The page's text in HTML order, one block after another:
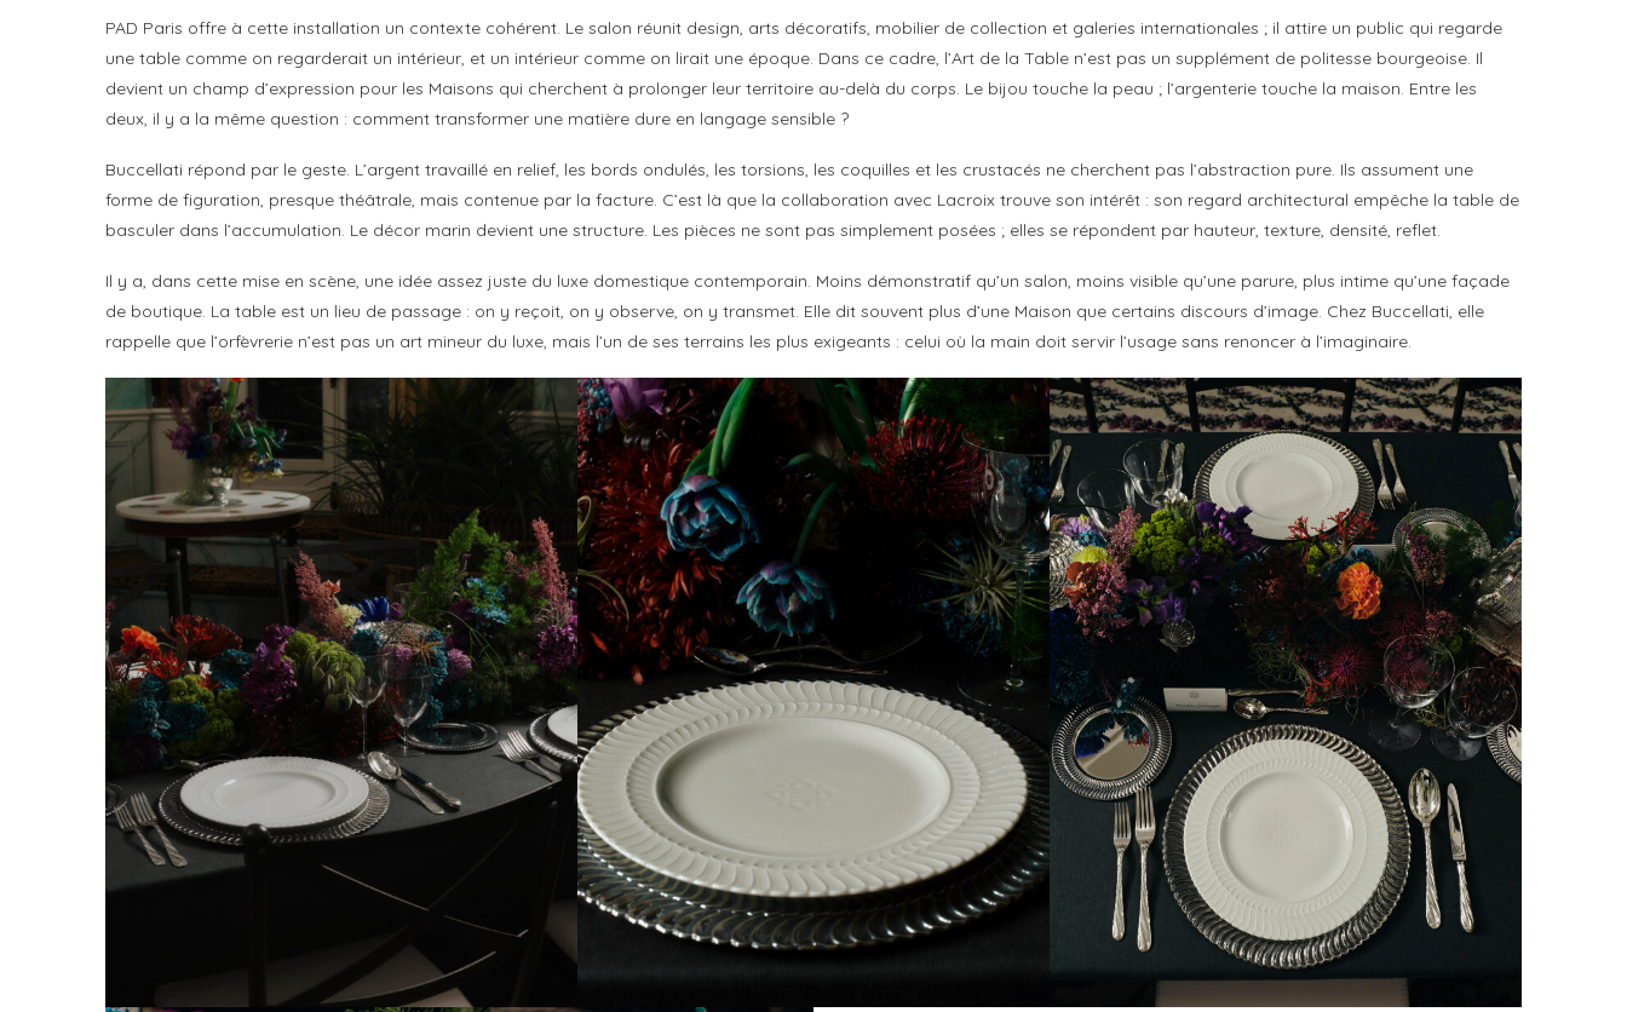
PAD Paris offre à cette installation un contexte cohérent. Le salon réunit design, arts décoratifs, mobilier de collection et galeries internationales ; il attire un public qui regarde
une table comme on regarderait un intérieur, et un intérieur comme on lirait une époque. Dans ce cadre, l’Art de la Table n’est pas un supplément de politesse bourgeoise. Il
devient un champ d’expression pour les Maisons qui cherchent à prolonger leur territoire au-delà du corps. Le bijou touche la peau ; l’argenterie touche la maison. Entre les
deux, il y a la même question : comment transformer une matière dure en langage sensible ?
Buccellati répond par le geste. L’argent travaillé en relief, les bords ondulés, les torsions, les coquilles et les crustacés ne cherchent pas l’abstraction pure. Ils assument une
forme de figuration, presque théâtrale, mais contenue par la facture. C’est là que la collaboration avec Lacroix trouve son intérêt : son regard architectural empêche la table de
basculer dans l’accumulation. Le décor marin devient une structure. Les pièces ne sont pas simplement posées ; elles se répondent par hauteur, texture, densité, reflet.
Il y a, dans cette mise en scène, une idée assez juste du luxe domestique contemporain. Moins démonstratif qu’un salon, moins visible qu’une parure, plus intime qu’une façade
de boutique. La table est un lieu de passage : on y reçoit, on y observe, on y transmet. Elle dit souvent plus d’une Maison que certains discours d’image. Chez Buccellati, elle
rappelle que l’orfèvrerie n’est pas un art mineur du luxe, mais l’un de ses terrains les plus exigeants : celui où la main doit servir l’usage sans renoncer à l’imaginaire.